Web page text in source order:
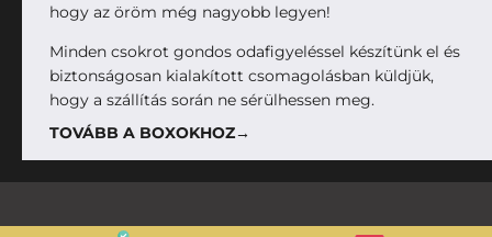
hogy az öröm még nagyobb legyen!
Minden csokrot gondos odafigyeléssel készítünk el és
biztonságosan kialakított csomagolásban küldjük,
hogy a szállítás során ne sérülhessen meg.
TOVÁBB A BOXOKHOZ→